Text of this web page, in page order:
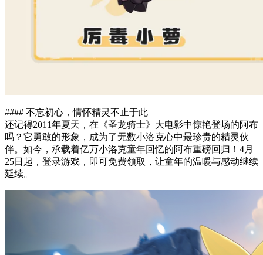
#### 不忘初心，情怀精灵不止于此
还记得2011年夏天，在《圣龙骑士》大电影中惊艳登场的阿布
吗？它勇敢的形象，成为了无数小洛克心中最珍贵的精灵伙
伴。如今，承载着亿万小洛克童年回忆的阿布重磅回归！4月
25日起，登录游戏，即可免费领取，让童年的温暖与感动继续
延续。